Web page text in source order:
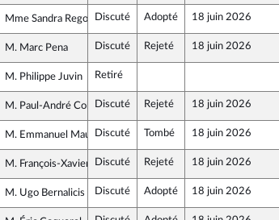
et Social
Mme Sandra Regol Discuté Adopté 18 juin 2026
et apparentés
M. Marc Pena Discuté Rejeté 18 juin 2026
Républicaine
M. Philippe Juvin Retiré
Indépendants, Outre-mer et Territoires
M. Paul-André Colombani
Discuté Rejeté 18 juin 2026
Démocrate et Républicaine
M. Emmanuel MaurelDiscuté Tombé 18 juin 2026
Républicaine
M. François-Xavier Ceccoli
Discuté Rejeté 18 juin 2026
France insoumise - Nouveau Front Populaire
M. Ugo Bernalicis Discuté Adopté 18 juin 2026